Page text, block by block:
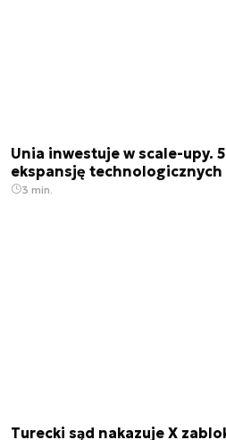
Unia inwestuje w scale-upy.
ekspansję
3 min.
Turecki sąd nakazuje X